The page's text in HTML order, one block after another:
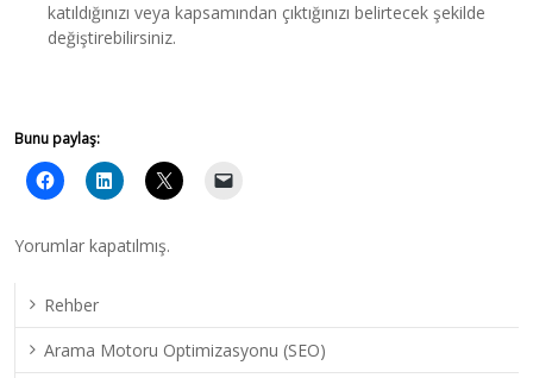
katıldığınızı veya kapsamından çıktığınızı belirtecek şekilde
değiştirebilirsiniz.
Bunu paylaş:
Yorumlar kapatılmış.
Rehber
Arama Motoru Optimizasyonu (SEO)